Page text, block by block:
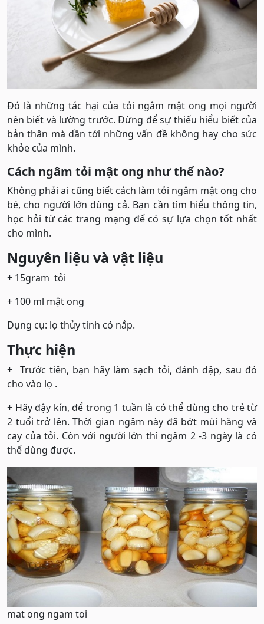
Đó là những tác hại của tỏi ngâm mật ong mọi người
nên biết và lường trước. Đừng để sự thiếu hiểu biết của
bản thân mà dần tới những vấn đề không hay cho sức
khỏe của mình.
Cách ngâm tỏi mật ong như thế nào?
Không phải ai cũng biết cách làm tỏi ngâm mật ong cho
bé, cho người lớn dùng cả. Bạn cần tìm hiểu thông tin,
học hỏi từ các trang mạng để có sự lựa chọn tốt nhất
cho mình.
Nguyên liệu và vật liệu
+ 15gram tỏi
+ 100 ml mật ong
Dụng cụ: lọ thủy tinh có nắp.
Thực hiện
+ Trước tiên, bạn hãy làm sạch tỏi, đánh dập, sau đó
cho vào lọ .
+ Hãy đậy kín, để trong 1 tuần là có thể dùng cho trẻ từ
2 tuổi trở lên. Thời gian ngâm này đã bớt mùi hăng và
cay của tỏi. Còn với người lớn thì ngâm 2 -3 ngày là có
thể dùng được.
mat ong ngam toi